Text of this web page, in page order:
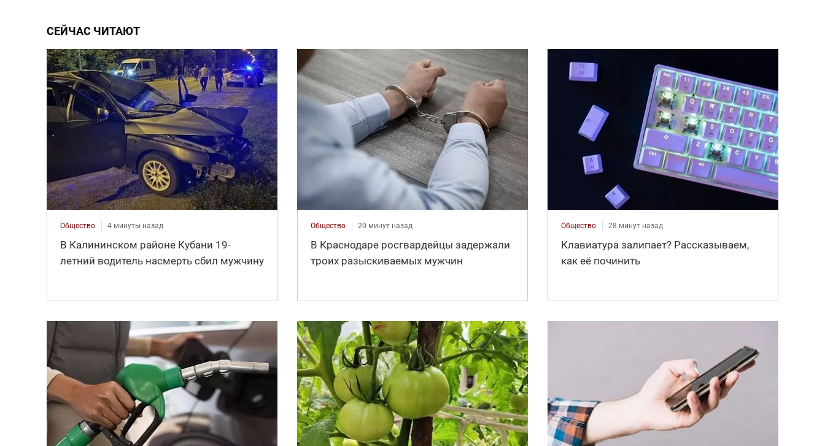
СЕЙЧАС ЧИТАЮТ
Общество 4 минуты назад
В Калининском районе Кубани 19-
летний водитель насмерть сбил мужчину
Общество 20 минут назад
В Краснодаре росгвардейцы задержали
троих разыскиваемых мужчин
Общество 28 минут назад
Клавиатура залипает? Рассказываем,
как её починить